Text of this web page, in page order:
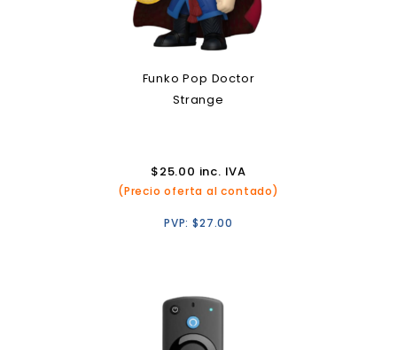
Funko Pop Doctor
Strange
$25.00 inc. IVA
(Precio oferta al contado)
PVP:$27.00